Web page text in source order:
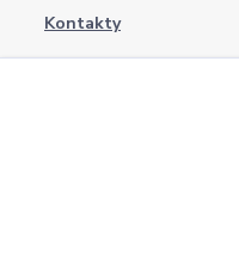
Kontakty